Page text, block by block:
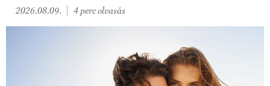
2026.08.09. 4 perc olvasás